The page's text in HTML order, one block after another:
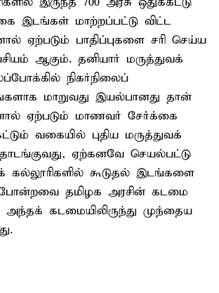
இடங்கள் மாற்றப்பட்டு விட்ட
ஏற்படும் பாதிப்புகளை சரி செய்ய
ஆகும். தனியார் மருத்துவக்
நிகர்நிலைப்
மாறுவது இயல்பானது தான்
ஏற்படும் மாணவர் சேர்க்கை
வகையில் புதிய மருத்துவக்
ஏற்கனவே செயல்பட்டு
கல்லூரிகளில் கூடுதல் இடங்களை
போன்றவை தமிழக அரசின் கடமை
கடமையிலிருந்து முந்தைய